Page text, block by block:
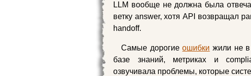
LLM вообще не должна была
ветку answer, хотя API возвращал
handoff.
Самые дорогиеошибки жили не
базе знаний, метриках и
озвучивала проблемы, которые